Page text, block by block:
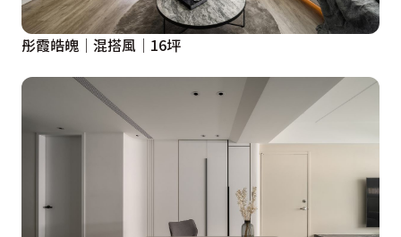
彤霞皓魄│混搭風│16坪